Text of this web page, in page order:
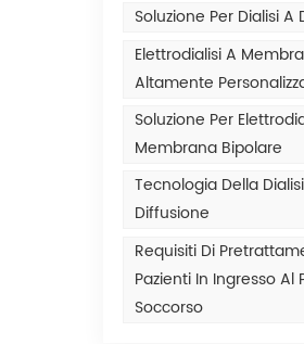
Soluzione Per Dialisi A
Elettrodialisi A
Altamente
Soluzione Per
Membrana Bipolare
Tecnologia Della
Diffusione
Requisiti Di
Pazienti In Ingresso Al
Soccorso